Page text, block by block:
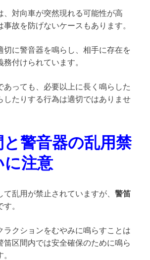
、対向車が突然現れる可能性が高
事故を防げないケースもあります。
切に警音器を鳴らし、相手に存在を
付けられています。
あっても、必要以上に長く鳴らした
したりする行為は適切ではありませ
警音器の乱用禁
に注意
乱用が禁止されていますが、 警笛
す。
ラクションをむやみに鳴らすことは
笛区間内では安全確保のために鳴ら